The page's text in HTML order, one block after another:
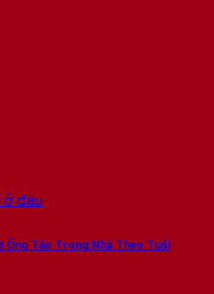
Táo Trong Nhà Theo Tuổi